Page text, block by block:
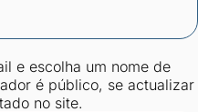
e escolha um nome de
é público, se actualizar
no site.